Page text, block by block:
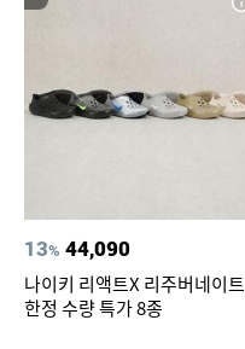
13% 44,090
나이키 리액트X 리주버네이트
한정 수량 특가 8종